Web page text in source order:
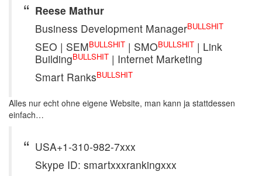
Reese Mathur
Business Development ManagerBULLSHIT
SEO | SEMBULLSHIT | SMOBULLSHIT | Link
BuildingBULLSHIT | Internet Marketing
Smart RanksBULLSHIT
Alles nur echt ohne eigene Website, man kann ja stattdessen
einfach…
USA+1-310-982-7xxx
Skype ID: smartxxxrankingxxx